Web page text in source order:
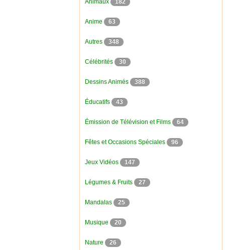
Animaux 182
Anime 63
Autres 348
Célébrités 30
Dessins Animés 388
Éducatifs 43
Émission de Télévision et Films 64
Fêtes et Occasions Spéciales 96
Jeux Vidéos 147
Légumes & Fruits 27
Mandalas 25
Musique 20
Nature 26